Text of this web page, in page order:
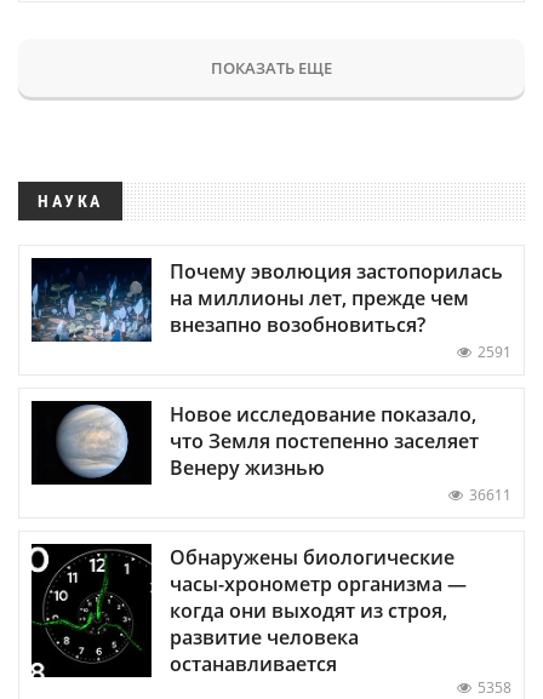
ПОКАЗАТЬ ЕЩЕ
НАУКА
Почему эволюция застопорилась
на миллионы лет, прежде чем
внезапно возобновиться?
2591
Новое исследование показало,
что Земля постепенно заселяет
Венеру жизнью
36611
Обнаружены биологические
часы-хронометр организма —
когда они выходят из строя,
развитие человека
останавливается
5358